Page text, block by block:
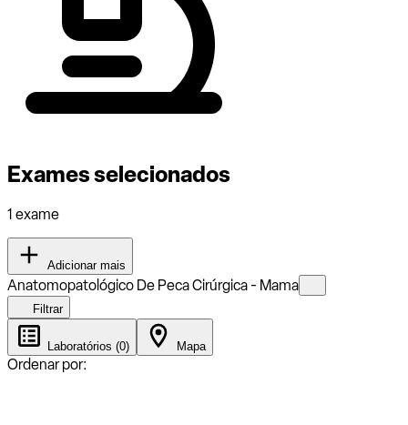
Exames selecionados
1 exame
Adicionar mais
Anatomopatológico De Peca Cirúrgica - Mama
Filtrar
Laboratórios (0) Mapa
Ordenar por: